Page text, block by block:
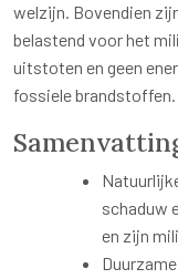
welzijn. Bovendien
belastend voor het
uitstoten en geen
fossiele brandstoffen.
schaduw
en zijn